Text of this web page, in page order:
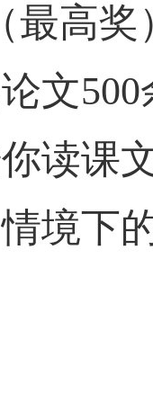
最高奖
文500
你读课
境下